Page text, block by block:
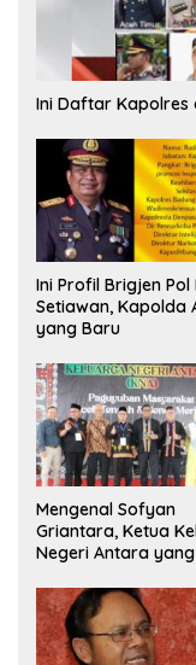
Ini Daftar Kapolres
Ini Profil Brigjen Pol
Setiawan, Kapolda
yang Baru
Mengenal Sofyan
Griantara, Ketua
Negeri Antara